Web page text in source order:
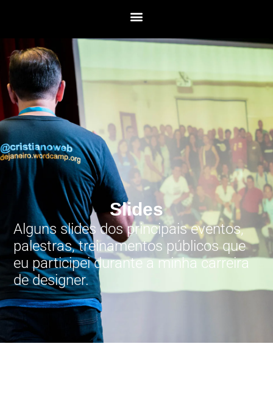
Slides
Alguns slides dos principais eventos,
palestras, treinamentos públicos que
eu participei durante a minha carreira
de designer.